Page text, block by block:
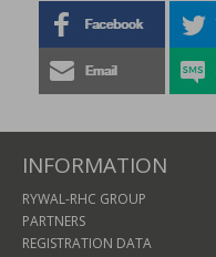
INFORMATION
RYWAL-RHC GROUP
PARTNERS
REGISTRATION DATA